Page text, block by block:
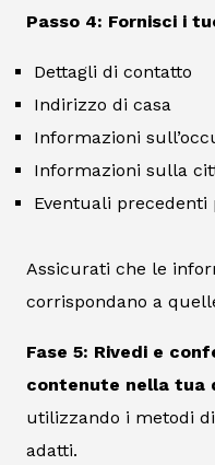
Passo 4: Fornisci i
Dettagli di contatto
Indirizzo di casa
Informazioni
Informazioni sulla
Eventuali precedenti
Assicurati che le
corrispondano a
Fase 5: Rivedi e
contenute nella tua
utilizzando i metodi
adatti.